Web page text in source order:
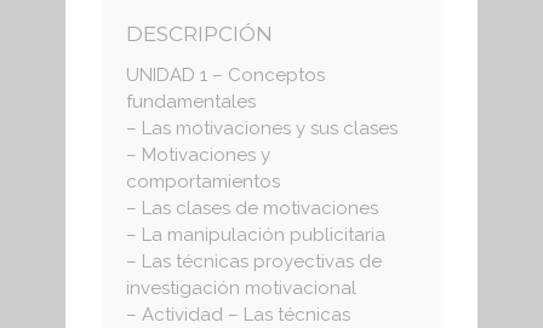
DESCRIPCIÓN
UNIDAD 1 – Conceptos
fundamentales
– Las motivaciones y sus clases
– Motivaciones y
comportamientos
– Las clases de motivaciones
– La manipulación publicitaria
– Las técnicas proyectivas de
investigación motivacional
– Actividad – Las técnicas